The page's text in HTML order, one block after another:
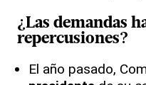
¿Las demandas
repercusiones?
El año pasado,